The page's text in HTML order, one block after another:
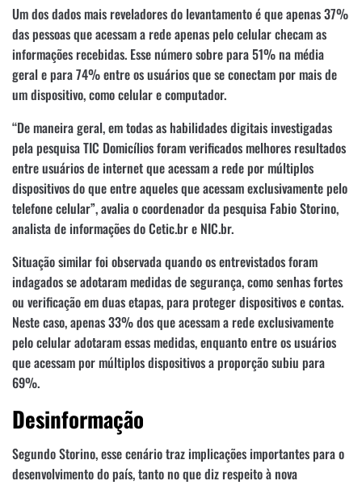
Um dos dados mais reveladores do levantamento é que apenas 37%
das pessoas que acessam a rede apenas pelo celular checam as
informações recebidas. Esse número sobre para 51% na média
geral e para 74% entre os usuários que se conectam por mais de
um dispositivo, como celular e computador.
“De maneira geral, em todas as habilidades digitais investigadas
pela pesquisa TIC Domicílios foram verificados melhores resultados
entre usuários de internet que acessam a rede por múltiplos
dispositivos do que entre aqueles que acessam exclusivamente pelo
telefone celular”, avalia o coordenador da pesquisa Fabio Storino,
analista de informações do Cetic.br e NIC.br.
Situação similar foi observada quando os entrevistados foram
indagados se adotaram medidas de segurança, como senhas fortes
ou verificação em duas etapas, para proteger dispositivos e contas.
Neste caso, apenas 33% dos que acessam a rede exclusivamente
pelo celular adotaram essas medidas, enquanto entre os usuários
que acessam por múltiplos dispositivos a proporção subiu para
69%.
Desinformação
Segundo Storino, esse cenário traz implicações importantes para o
desenvolvimento do país, tanto no que diz respeito à nova